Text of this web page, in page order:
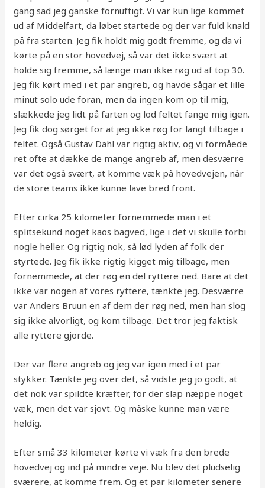
gang sad jeg ganske fornuftigt. Vi var kun lige kommet
ud af Middelfart, da løbet startede og der var fuld knald
på fra starten. Jeg fik holdt mig godt fremme, og da vi
kørte på en stor hovedvej, så var det ikke svært at
holde sig fremme, så længe man ikke røg ud af top 30.
Jeg fik kørt med i et par angreb, og havde sågar et lille
minut solo ude foran, men da ingen kom op til mig,
slækkede jeg lidt på farten og lod feltet fange mig igen.
Jeg fik dog sørget for at jeg ikke røg for langt tilbage i
feltet. Også Gustav Dahl var rigtig aktiv, og vi formåede
ret ofte at dække de mange angreb af, men desværre
var det også svært, at komme væk på hovedvejen, når
de store teams ikke kunne lave bred front.
Efter cirka 25 kilometer fornemmede man i et
splitsekund noget kaos bagved, lige i det vi skulle forbi
nogle heller. Og rigtig nok, så lød lyden af folk der
styrtede. Jeg fik ikke rigtig kigget mig tilbage, men
fornemmede, at der røg en del ryttere ned. Bare at det
ikke var nogen af vores ryttere, tænkte jeg. Desværre
var Anders Bruun en af dem der røg ned, men han slog
sig ikke alvorligt, og kom tilbage. Det tror jeg faktisk
alle ryttere gjorde.
Der var flere angreb og jeg var igen med i et par
stykker. Tænkte jeg over det, så vidste jeg jo godt, at
det nok var spildte kræfter, for der slap næppe noget
væk, men det var sjovt. Og måske kunne man være
heldig.
Efter små 33 kilometer kørte vi væk fra den brede
hovedvej og ind på mindre veje. Nu blev det pludselig
sværere, at komme frem. Og et par kilometer senere